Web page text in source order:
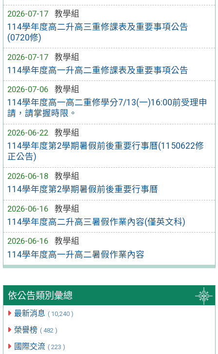
2026-07-17
教學組
114學年度高二升高三重修課表及重要事項公告
(0720修)
2026-07-17
教學組
114學年度高一升高二重修課表及重要事項公告
2026-07-06
教學組
114學年度高一高二重修學分7/13(一)16:00前受理申
請，請掌握時限。
2026-06-22
教學組
114學年度第2學期暑假前後重要行事曆(1150622修
正公告)
2026-06-18
教學組
114學年度第2學期暑假前後重要行事曆
2026-06-16
教學組
114學年度高二升高三暑假作業內容(僅英文科)
2026-06-16
教學組
114學年度高一升高二暑假作業內容
依公告類別彙總
最新消息 ( 10,240 )
榮譽榜 ( 482 )
國際交流 ( 223 )